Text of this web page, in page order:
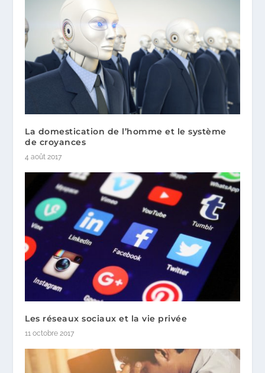
La domestication de l’homme et le système
de croyances
4 août 2017
Les réseaux sociaux et la vie privée
11 octobre 2017